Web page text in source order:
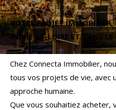
VOTRE PROJET IMMOBILIER,
INDRE-ET-LOIRE ET DANS LE
Chez Connecta Immobilier,
tous vos projets de vie, avec
approche humaine.
Que vous souhaitiez acheter,
Budget
Budget
Surface
Surface
Pièces
Pièces